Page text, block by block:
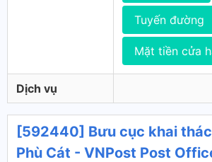
Tuyến đường
Mặt tiền cửa
Dịch vụ
[592440] Bưu cục khai
Phù Cát - VNPost Post